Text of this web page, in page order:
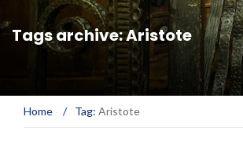
Tags archive: Aristote
Home / Tag: Aristote